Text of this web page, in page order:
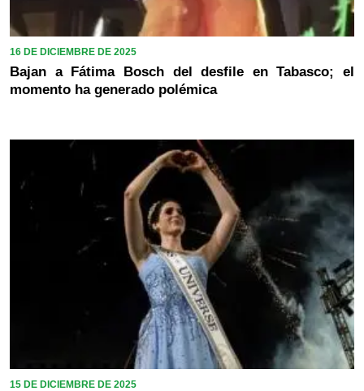
16 DE DICIEMBRE DE 2025
Bajan a Fátima Bosch del desfile en Tabasco; el
momento ha generado polémica
15 DE DICIEMBRE DE 2025